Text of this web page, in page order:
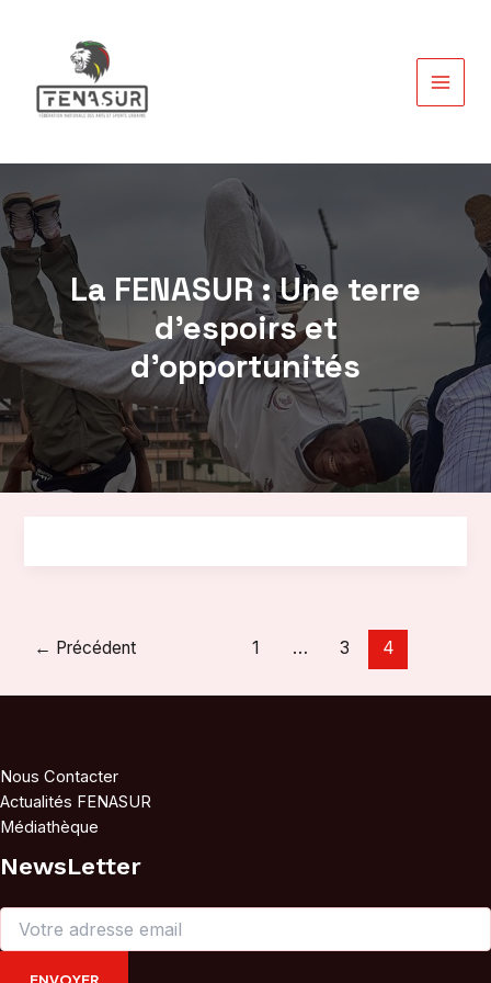
MAIN
La FENASUR : Une terre
d'espoirs et
d'opportunités
Pagination
← Précédent 1 … 3 4
Nous Contacter
Actualités FENASUR
Médiathèque
NewsLetter